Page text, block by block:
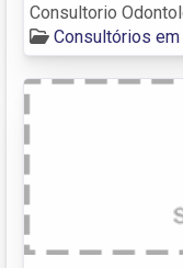
Consultorio
Consultórios